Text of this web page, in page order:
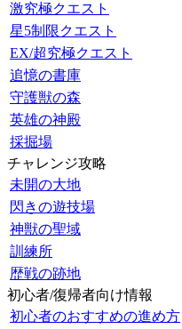
激究極クエスト
星5制限クエスト
EX/超究極クエスト
追憶の書庫
守護獣の森
英雄の神殿
採掘場
チャレンジ攻略
未開の大地
閃きの遊技場
神獣の聖域
訓練所
歴戦の跡地
初心者/復帰者向け情報
初心者のおすすめの進め方